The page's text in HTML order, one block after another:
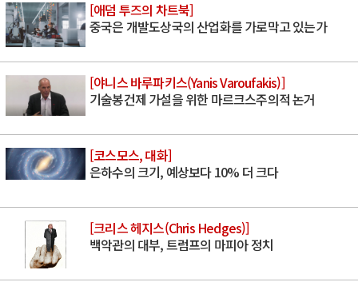
[애덤 투즈의 차트북]
중국은 개발도상국의 산업화를 가로막고 있는가
[야니스 바루파키스(Yanis Varoufakis)]
기술봉건제 가설을 위한 마르크스주의적 논거
[코스모스, 대화]
은하수의 크기, 예상보다 10% 더 크다
[크리스 헤지스(Chris Hedges)]
백악관의 대부, 트럼프의 마피아 정치